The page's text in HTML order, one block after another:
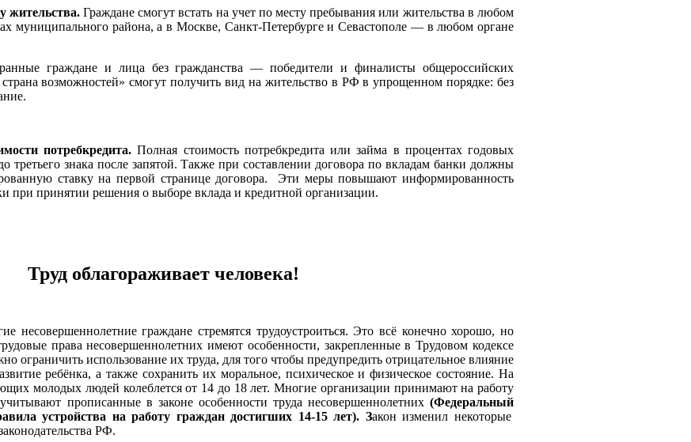
жительства. Граждане смогут встать на учет по месту пребывания или жительства в любом
муниципального района, а в Москве, Санкт-Петербурге и Севастополе — в любом органе
граждане и лица без гражданства — победители и финалисты общероссийских
возможностей» смогут получить вид на жительство в РФ в упрощенном порядке: без
потребкредита.Полная стоимость потребкредита или займа в процентах годовых
третьего знака после запятой. Также при составлении договора по вкладам банки должны
ставку на первой странице договора. Эти меры повышают информированность
при принятии решения о выборе вклада и кредитной организации.
Труд облагораживает человека!
несовершеннолетние граждане стремятся трудоустроиться. Это всё конечно хорошо, но
права несовершеннолетних имеют особенности, закрепленные в Трудовом кодексе
ограничить использование их труда, для того чтобы предупредить отрицательное влияние
ребёнка, а также сохранить их моральное, психическое и физическое состояние. На
молодых людей колеблется от 14 до 18 лет. Многие организации принимают на работу
прописанные в законе особенности труда несовершеннолетних (Федеральный
устройства на работу граждан достигших 14-15 лет). Закон изменил некоторые
РФ.